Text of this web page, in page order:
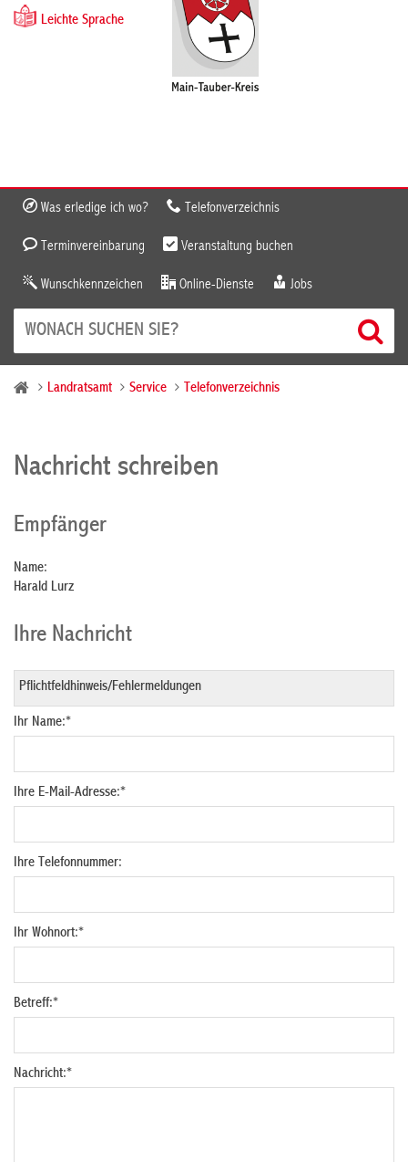
Leichte Sprache
Was erledige ich wo? Telefonverzeichnis
Terminvereinbarung Veranstaltung buchen
Wunschkennzeichen Online-Dienste Jobs
Landratsamt Service Telefonverzeichnis
Nachricht schreiben
Empfänger
Name:
Harald Lurz
Ihre Nachricht
Ihr Name:*
Ihre E-Mail-Adresse:*
Ihre Telefonnummer:
Ihr Wohnort:*
Betreff:*
Nachricht:*